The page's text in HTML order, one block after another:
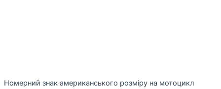
Номерний знак американського розміру на мотоцикл